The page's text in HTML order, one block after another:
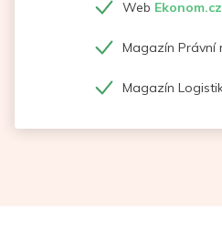
Web
Magazín Právní
Magazín